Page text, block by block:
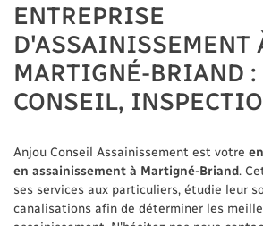
 Adresse email de réception
l'adresse email indiqué ci-dessus. Vous pouvez vous
utilisantle formulaire de désinscription
INSCRIPTION
02 41 50 70 23
ENTREPRISE
D'ASSAINISSEMENT
MARTIGNÉ-BRIAND :
CONSEIL,
Anjou Conseil Assainissement est votre
en assainissement à Martigné-Briand.
ses services aux particuliers, étudie leur
canalisations afin de déterminer les